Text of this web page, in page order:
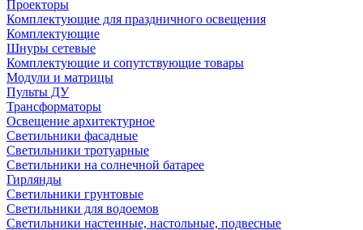
Проекторы
Комплектующие для праздничного освещения
Комплектующие
Шнуры сетевые
Комплектующие и сопутствующие товары
Модули и матрицы
Пульты ДУ
Трансформаторы
Освещение архитектурное
Светильники фасадные
Светильники тротуарные
Светильники на солнечной батарее
Гирлянды
Светильники грунтовые
Светильники для водоемов
Светильники настенные, настольные, подвесные